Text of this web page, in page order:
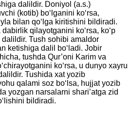
dalildir. Doniyol (a.s.)
(kotib) bo‘lganini ko‘rsa,
bilan qo‘lga kiritishini bildiradi.
qilayotganini ko‘rsa, ko‘p
Tush sohibi amaldor
ketishiga dalil bo‘ladi. Jobir
tushda Qur’oni Karim va
ko‘rsa, u dunyo xayru
Tushida xat yozib
qalami soz bo‘lsa, hujjat yozib
yozgan narsalarni shari’atga zid
bildiradi.